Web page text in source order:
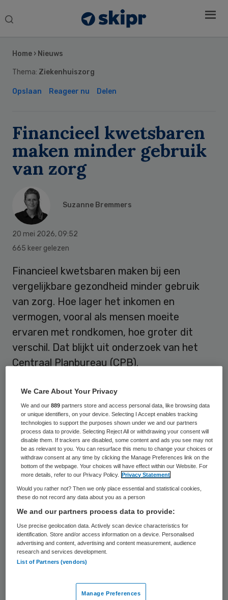
Search
Home › Nieuws
Thema: Ziekenhuiszorg
Opslaan Reageer nu Delen
Financieel kwetsbaren
maken minder gebruik
van zorg
Suzanne Bremmers
20 mei 2026, 09:52
665 keer gelezen
Financieel kwetsbaren maken bij een
vergelijkbare gezondheid minder gebruik
van zorg. Hoe lager het inkomen en
vermogen, vooral als mensen moeite
ervaren met rondkomen, hoe groter dit
verschil. Dat blijkt uit onderzoek van het
Centraal Planbureau (CPB).
Mensen met een lagere financiële welvaart
gebruiken in totaal vaak meer zorg, omdat
zij gemiddeld een slechtere gezondheid
hebben en daardoor een grotere
zorgbehoefte. Wanneer in de analyse
rekening wordt gehouden met
gezondheidsverschillen, blijken zij echter
eigen betalingen gelden, zoals medisch-
specialistische zorg. Hoe lager de financiële
welvaart, hoe groter dit verschil. Binnen
groepen met een vergelijkbare financiële
positie geven mensen die aangeven moeite
te hebben met rondkomen minder uit aan
Sidebar
We Care About Your Privacy
We and our889 partners store and access personal data, like browsing data
or unique identifiers, on your device. Selecting I Accept enables tracking
technologies to support the purposes shown under we and our partners
process data to provide. Selecting Reject All or withdrawing your consent will
disable them. If trackers are disabled, some content and ads you see may not
be as relevant to you. You can resurface this menu to change your choices or
withdraw consent at any time by clicking the Manage Preferences link on the
bottom of the webpage. Your choices will have effect within our Website. For
more details, refer to our Privacy Policy.
Privacy Statement
Would you rather not? Then we only place essential and statistical cookies,
these do not record any data about you as a person
We and our partners process data to provide:
Use precise geolocation data. Actively scan device characteristics for
identification. Store and/or access information on a device. Personalised
advertising and content, advertising and content measurement, audience
research and services development.
List of Partners (vendors)
Manage Preferences